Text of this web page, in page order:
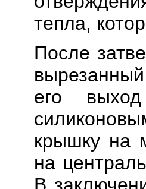
тепла,
После
его
крышку на
на